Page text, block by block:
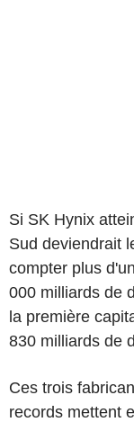
Si SK Hynix
Sud deviendrait
compter plus
000 milliards de
la première
830 milliards de
Ces trois
records mettent